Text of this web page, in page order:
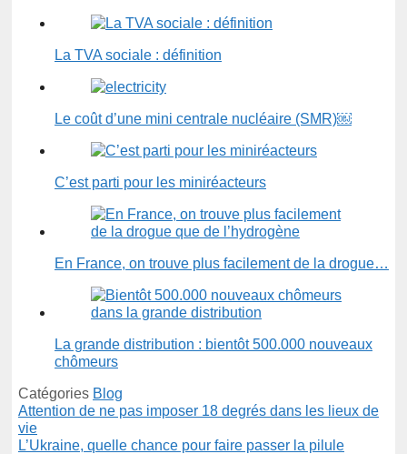
La TVA sociale : définition
Le coût d’une mini centrale nucléaire (SMR)￼
C’est parti pour les miniréacteurs
En France, on trouve plus facilement de la drogue…
La grande distribution : bientôt 500.000 nouveaux
chômeurs
Catégories Blog
Attention de ne pas imposer 18 degrés dans les lieux de
vie
L’Ukraine, quelle chance pour faire passer la pilule